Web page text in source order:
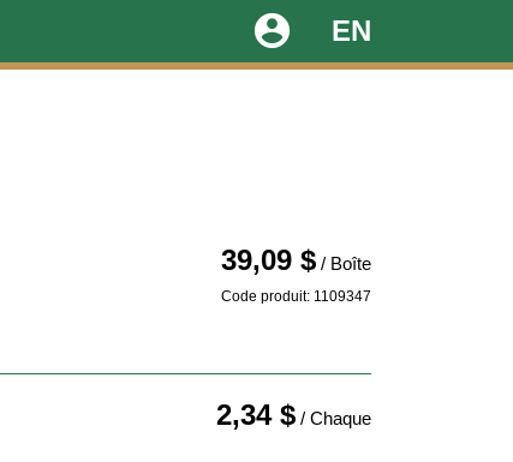
EN
account_circle
39,09 $/ Boîte
Code produit: 1109347
2,34 $/ Chaque